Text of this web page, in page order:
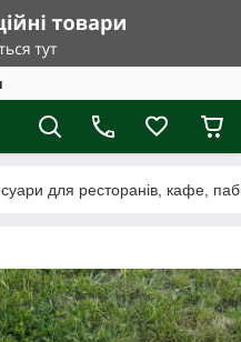
для ресторанів, кафе,